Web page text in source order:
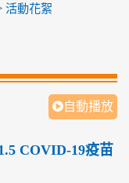
活動花絮
自動播放
COVID-19疫苗